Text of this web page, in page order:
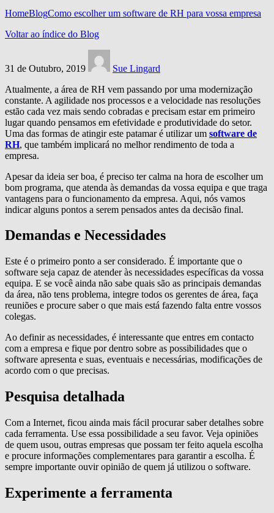
HomeBlogComo escolher um software de RH para vossa empresa
Voltar ao índice do Blog
31 de Outubro, 2019
Sue Lingard
Atualmente, a área de RH vem passando por uma modernização
constante. A agilidade nos processos e a velocidade nas resoluções
estão cada vez mais sendo cobradas e precisam estar em primeiro
lugar quando pensamos em efetividade e produtividade do setor.
Uma das formas de atingir este patamar é utilizar um software de
RH, que também implicará no melhor rendimento de toda a
empresa.
Apesar da ideia ser boa, é preciso ter calma na hora de escolher um
bom programa, que atenda às demandas da vossa equipa e que traga
vantagens para o funcionamento da empresa. Aqui, nós vamos
indicar alguns pontos a serem pensados antes da decisão final.
Demandas e Necessidades
Este é o primeiro ponto a ser considerado. É importante que o
software seja capaz de atender às necessidades específicas da vossa
equipa. E se você ainda não sabe quais são as principais demandas
da área, não tens problema, integre todos os gerentes de área, faça
reuniões e procure saber o que mais está fazendo falta entre vossos
colegas.
Ao definir as necessidades, é interessante que entres em contacto
com a empresa e fique por dentro sobre as possibilidades que o
software apresenta e suas, eventuais e necessárias, modificações de
acordo com o que precisas.
Pesquisa detalhada
Com a Internet, ficou ainda mais fácil procurar saber detalhes sobre
cada ferramenta. Use essa possibilidade a seu favor. Veja opiniões
de quem usou, outras empresas que possam ter feito aquela escolha
e procure informações complementares para garantir a escolha. É
sempre importante ouvir opinião de quem já utilizou o software.
Experimente a ferramenta